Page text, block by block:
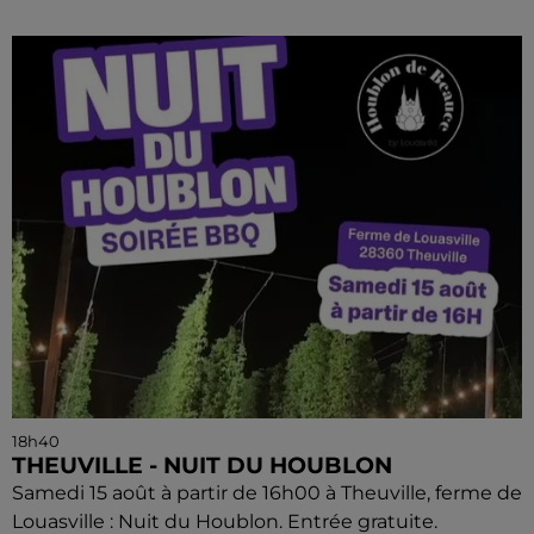
18h40
THEUVILLE - NUIT DU HOUBLON
Samedi 15 août à partir de 16h00 à Theuville, ferme de
Louasville : Nuit du Houblon. Entrée gratuite.